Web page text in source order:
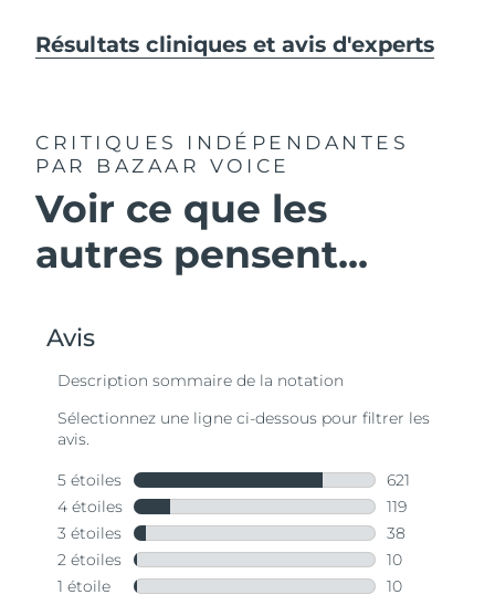
Résultats cliniques et avis d'experts
CRITIQUES INDÉPENDANTES
PAR BAZAAR VOICE
Voir ce que les
autres pensent...